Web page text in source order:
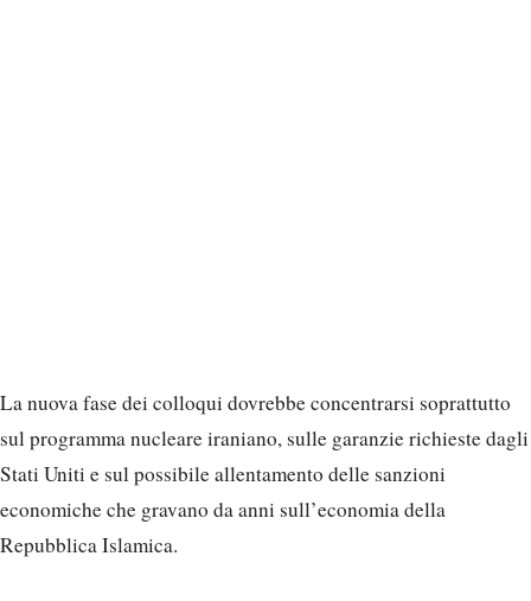
La nuova fase dei colloqui dovrebbe concentrarsi soprattutto
sul programma nucleare iraniano, sulle garanzie richieste dagli
Stati Uniti e sul possibile allentamento delle sanzioni
economiche che gravano da anni sull’economia della
Repubblica Islamica.